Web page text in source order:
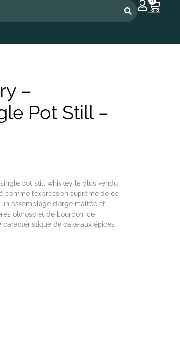
–
Pot Still –
pot still whiskey le plus vendu
comme l’expression suprême de ce
assemblage d’orge maltée et
oloroso et de bourbon, ce
de cake aux épices